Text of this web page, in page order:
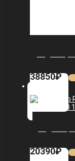
38850₽
20390₽